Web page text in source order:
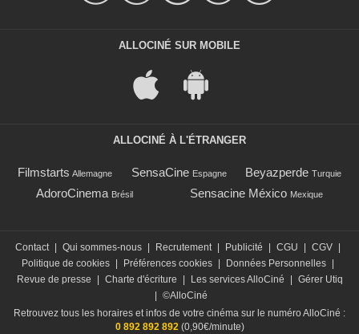
ALLOCINÉ SUR MOBILE
ALLOCINÉ À L'ÉTRANGER
Filmstarts Allemagne SensaCine Espagne Beyazperde Turquie
AdoroCinema Brésil Sensacine México Mexique
Contact Qui sommes-nous Recrutement Publicité CGU CGV
Politique de cookies
Préférences cookies Données Personnelles
Revue de presse
Charte d'écriture Les services AlloCiné
Gérer Utiq
©AlloCiné
Retrouvez tous les horaires et infos de votre cinéma sur le numéro AlloCiné :
0 892 892 892(0,90€/minute)